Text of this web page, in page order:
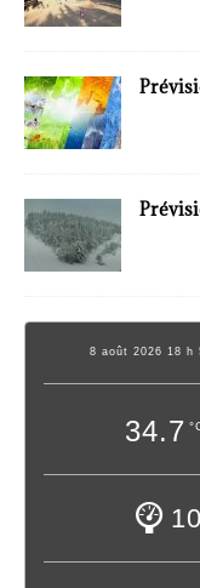
8 août 2026 18 h
34.7